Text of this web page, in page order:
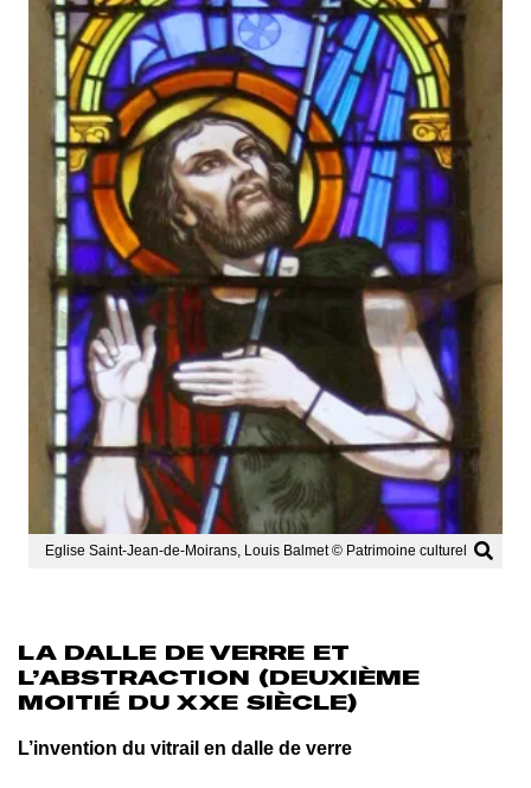
Eglise Saint-Jean-de-Moirans, Louis Balmet © Patrimoine culturel
LA DALLE DE VERRE ET
L’ABSTRACTION (DEUXIÈME
MOITIÉ DU XXE SIÈCLE)
L’invention du vitrail en dalle de verre